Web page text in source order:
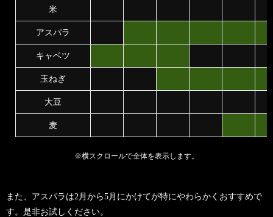
米
アスパラ
キャベツ
玉ねぎ
大豆
麦
※横スクロールで全体を表示します。
また、アスパラは2月から5月にかけてが特にやわらかくおすすめで
す。是非お試しください。